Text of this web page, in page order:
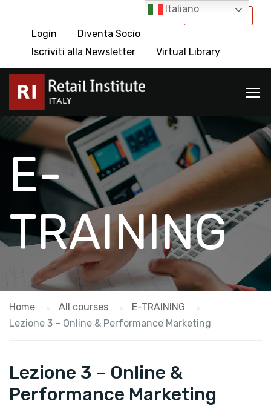
International
Login
Diventa Socio
Iscriviti alla Newsletter
Virtual Library
E-
TRAINING
Home All courses
E-TRAINING
Lezione 3 – Online & Performance Marketing
Lezione 3 – Online &
Performance Marketing
Italiano